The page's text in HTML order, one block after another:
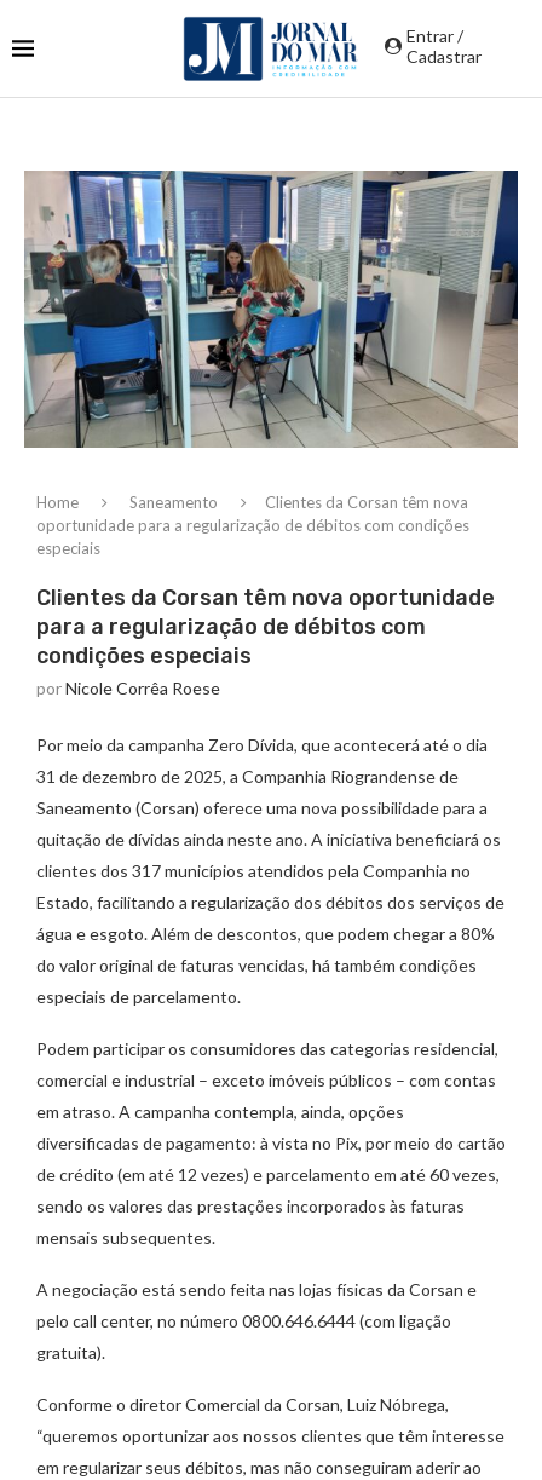
Entrar /
Cadastrar
Home Saneamento
Clientes da Corsan têm nova
oportunidade para a regularização de débitos com condições
especiais
Clientes da Corsan têm nova oportunidade
para a regularização de débitos com
condições especiais
porNicole Corrêa Roese
Por meio da campanha Zero Dívida, que acontecerá até o dia
31 de dezembro de 2025, a Companhia Riograndense de
Saneamento (Corsan) oferece uma nova possibilidade para a
quitação de dívidas ainda neste ano. A iniciativa beneficiará os
clientes dos 317 municípios atendidos pela Companhia no
Estado, facilitando a regularização dos débitos dos serviços de
água e esgoto. Além de descontos, que podem chegar a 80%
do valor original de faturas vencidas, há também condições
especiais de parcelamento.
Podem participar os consumidores das categorias residencial,
comercial e industrial – exceto imóveis públicos – com contas
em atraso. A campanha contempla, ainda, opções
diversificadas de pagamento: à vista no Pix, por meio do cartão
de crédito (em até 12 vezes) e parcelamento em até 60 vezes,
sendo os valores das prestações incorporados às faturas
mensais subsequentes.
A negociação está sendo feita nas lojas físicas da Corsan e
pelo call center, no número 0800.646.6444 (com ligação
gratuita).
Conforme o diretor Comercial da Corsan, Luiz Nóbrega,
“queremos oportunizar aos nossos clientes que têm interesse
em regularizar seus débitos, mas não conseguiram aderir ao